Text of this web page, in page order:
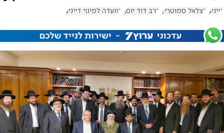
דיינים בצלאל סמוטריץ' הרב דוד יוסף הוועדה למינוי דיינים